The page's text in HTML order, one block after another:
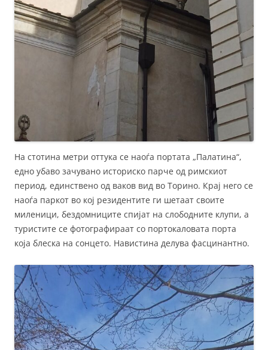
На стотина метри оттука се наоѓа портата „Палатина“,
едно убаво зачувано историско парче од римскиот
период, единствено од ваков вид во Торино. Крај него се
наоѓа паркот во кој резидентите ги шетаат своите
миленици, бездомниците спијат на слободните клупи, а
туристите се фотографираат со портокаловата порта
која блеска на сонцето. Навистина делува фасцинантно.